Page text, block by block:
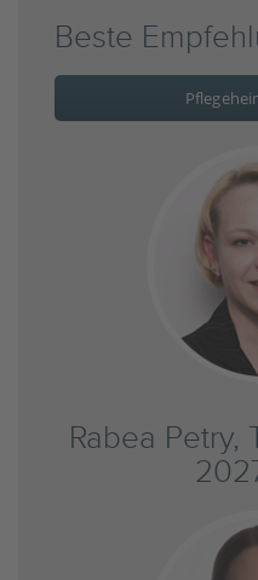
Beste
Rabea Petry,